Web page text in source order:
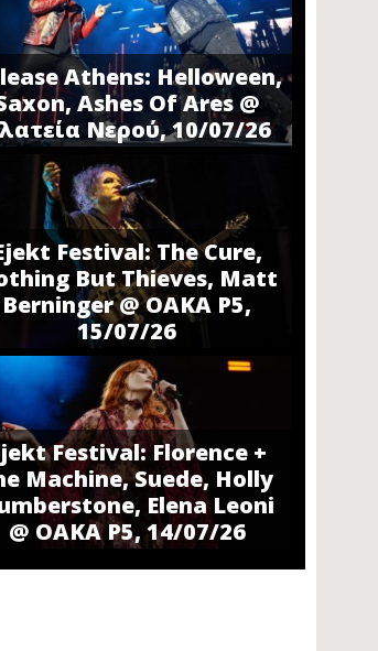
Athens: Helloween,
Ashes Of Ares @
Νερού, 10/07/26
Festival: The Cure,
But Thieves, Matt
Berninger @ ΟΑΚΑ P5,
15/07/26
Festival: Florence +
Machine, Suede, Holly
Elena Leoni
@ ΟΑΚΑ P5, 14/07/26